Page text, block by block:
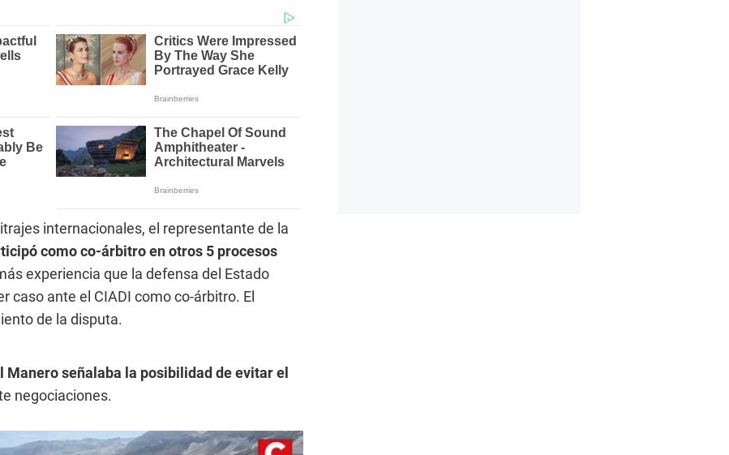
internacionales, el representante de la
como co-árbitro en otros 5 procesos
experiencia que la defensa del Estado
caso ante el CIADI como co-árbitro. El
de la disputa.
Manero señalaba la posibilidad de evitar el
negociaciones.